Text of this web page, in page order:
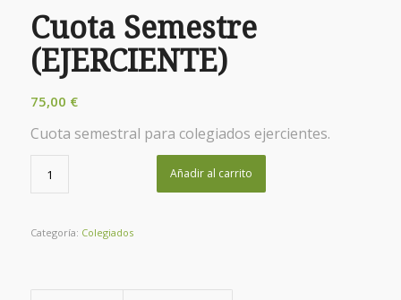
Cuota Semestre
(EJERCIENTE)
75,00 €
Cuota semestral para colegiados ejercientes.
Añadir al carrito
Categoría: Colegiados